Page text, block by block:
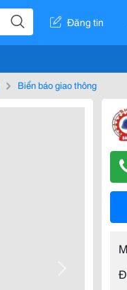
Đăng tin
Biển báo giao thông